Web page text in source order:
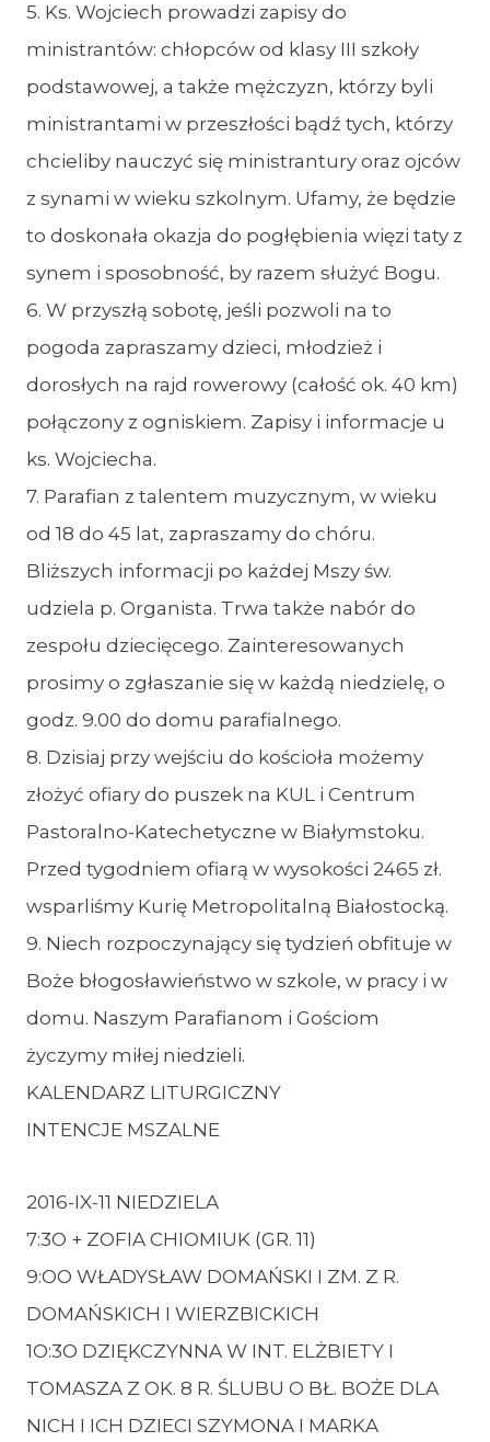
5. Ks. Wojciech prowadzi zapisy do
ministrantów: chłopców od klasy III szkoły
podstawowej, a także mężczyzn, którzy byli
ministrantami w przeszłości bądź tych, którzy
chcieliby nauczyć się ministrantury oraz ojców
z synami w wieku szkolnym. Ufamy, że będzie
to doskonała okazja do pogłębienia więzi taty z
synem i sposobność, by razem służyć Bogu.
6. W przyszłą sobotę, jeśli pozwoli na to
pogoda zapraszamy dzieci, młodzież i
dorosłych na rajd rowerowy (całość ok. 40 km)
połączony z ogniskiem. Zapisy i informacje u
ks. Wojciecha.
7. Parafian z talentem muzycznym, w wieku
od 18 do 45 lat, zapraszamy do chóru.
Bliższych informacji po każdej Mszy św.
udziela p. Organista. Trwa także nabór do
zespołu dziecięcego. Zainteresowanych
prosimy o zgłaszanie się w każdą niedzielę, o
godz. 9.00 do domu parafialnego.
8. Dzisiaj przy wejściu do kościoła możemy
złożyć ofiary do puszek na KUL i Centrum
Pastoralno-Katechetyczne w Białymstoku.
Przed tygodniem ofiarą w wysokości 2465 zł.
wsparliśmy Kurię Metropolitalną Białostocką.
9. Niech rozpoczynający się tydzień obfituje w
Boże błogosławieństwo w szkole, w pracy i w
domu. Naszym Parafianom i Gościom
życzymy miłej niedzieli.
KALENDARZ LITURGICZNY
INTENCJE MSZALNE
2016-IX-11 NIEDZIELA
7:3O + ZOFIA CHIOMIUK (GR. 11)
9:OO WŁADYSŁAW DOMAŃSKI I ZM. Z R.
DOMAŃSKICH I WIERZBICKICH
1O:3O DZIĘKCZYNNA W INT. ELŻBIETY I
TOMASZA Z OK. 8 R. ŚLUBU O BŁ. BOŻE DLA
NICH I ICH DZIECI SZYMONA I MARKA